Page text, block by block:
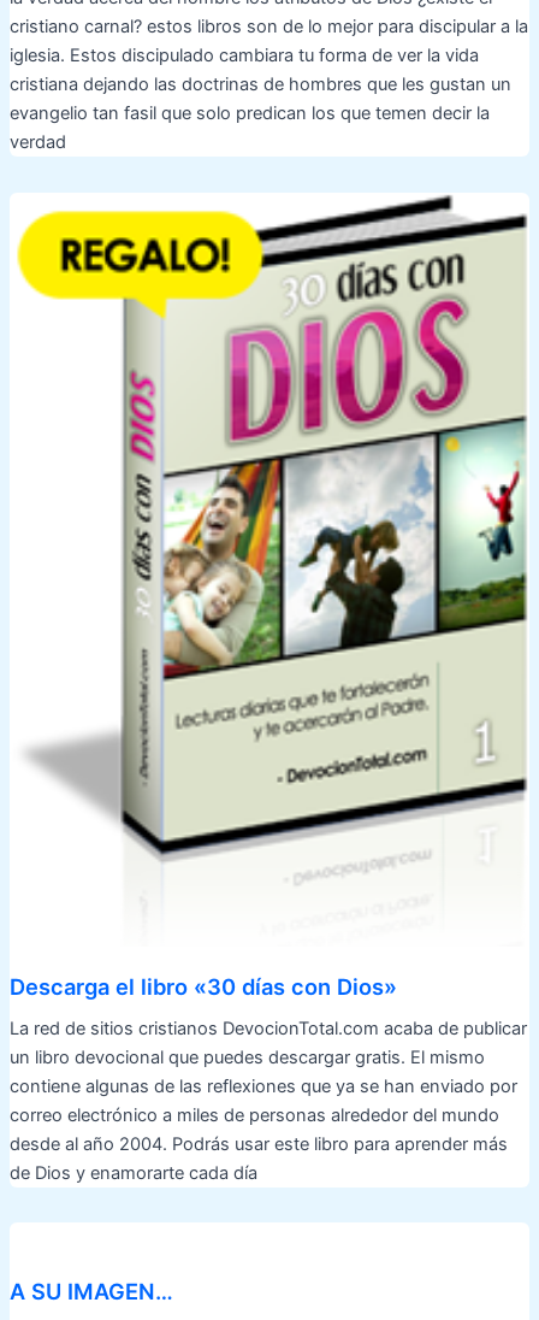
cristiano carnal? estos libros son de lo mejor para discipular a la
iglesia. Estos discipulado cambiara tu forma de ver la vida
cristiana dejando las doctrinas de hombres que les gustan un
evangelio tan fasil que solo predican los que temen decir la
verdad
Descarga el libro «30 días con Dios»
La red de sitios cristianos DevocionTotal.com acaba de publicar
un libro devocional que puedes descargar gratis. El mismo
contiene algunas de las reflexiones que ya se han enviado por
correo electrónico a miles de personas alrededor del mundo
desde al año 2004. Podrás usar este libro para aprender más
de Dios y enamorarte cada día
A SU IMAGEN…